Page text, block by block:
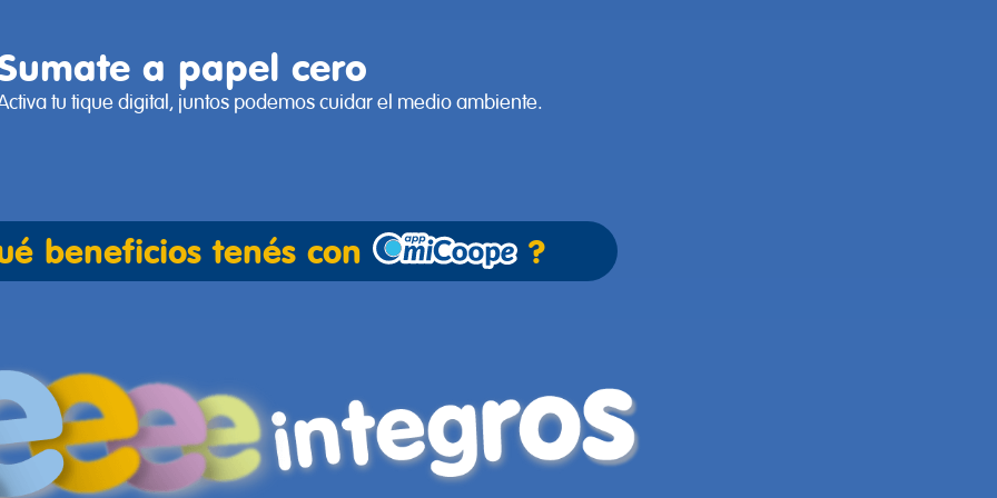
a papel cero
tu tique digital, juntos podemos cuidar el medio ambiente.
beneficios tenés con ?